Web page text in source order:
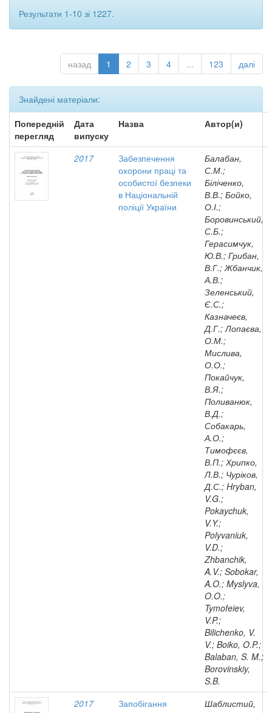
Результати 1-10 зі 1227.
назад 1 2 3 4 ... 123 далі
Знайдені матеріали:
Попередній
перегляд
Дата
випуску
Назва Автор(и)
2017
Забезпечення
охорони праці та
особистої безпеки
в Національній
поліції України
Балабан,
С.М.;
Біліченко,
В.В.; Бойко,
О.І.;
Боровинський,
С.Б.;
Герасимчук,
Ю.В.; Грибан,
В.Г.; Жбанчик,
А.В.;
Зеленський,
Є.С.;
Казначеєв,
Д.Г.; Лопаєва,
О.М.;
Мислива,
О.О.;
Покайчук,
В.Я.;
Поливанюк,
В.Д.;
Собакарь,
А.О.;
Тимофєєв,
В.П.; Хрипко,
Л.В.; Чуріков,
Д.С.; Hryban,
V.G.;
Pokaychuk,
V.Y.;
Polyvaniuk,
V.D.;
Zhbanchik,
A.V.; Sobokar,
A.O.; Myslyva,
O.O.;
Tymofeiev,
V.P.;
Bilichenko, V.
V.; Boiko, O.P.;
Balaban, S. M.;
Borovinskiy,
S.B.
2017
Запобігання
Шаблистий,